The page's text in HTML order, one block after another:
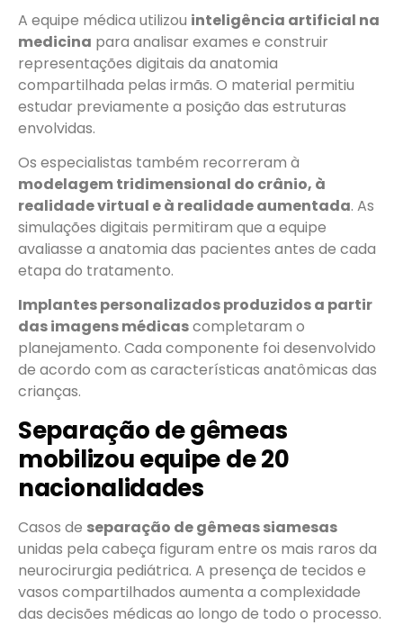
A equipe médica utilizou inteligência artificial na
medicina para analisar exames e construir
representações digitais da anatomia
compartilhada pelas irmãs. O material permitiu
estudar previamente a posição das estruturas
envolvidas.
Os especialistas também recorreram à
modelagem tridimensional do crânio, à
realidade virtual e à realidade aumentada. As
simulações digitais permitiram que a equipe
avaliasse a anatomia das pacientes antes de cada
etapa do tratamento.
Implantes personalizados produzidos a partir
das imagens médicascompletaram o
planejamento. Cada componente foi desenvolvido
de acordo com as características anatômicas das
crianças.
Separação de gêmeas
mobilizou equipe de 20
nacionalidades
Casos de separação de gêmeas siamesas
unidas pela cabeça figuram entre os mais raros da
neurocirurgia pediátrica. A presença de tecidos e
vasos compartilhados aumenta a complexidade
das decisões médicas ao longo de todo o processo.